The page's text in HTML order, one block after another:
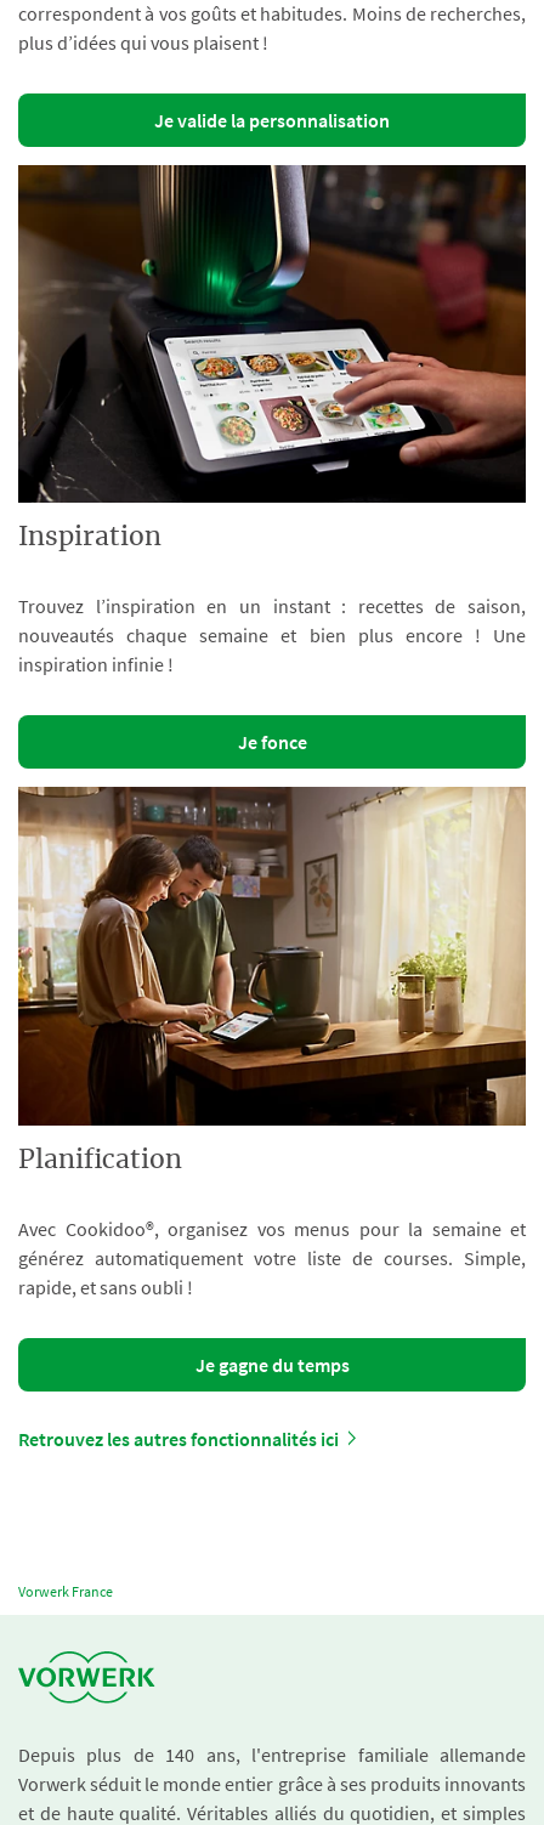
correspondent à vos goûts et habitudes. Moins de recherches,
plus d’idées qui vous plaisent !
Je valide la personnalisation
Inspiration
Trouvez l’inspiration en un instant : recettes de saison,
nouveautés chaque semaine et bien plus encore ! Une
inspiration infinie !
Je fonce
Planification
Avec Cookidoo®, organisez vos menus pour la semaine et
générez automatiquement votre liste de courses. Simple,
rapide, et sans oubli !
Je gagne du temps
Retrouvez les autres fonctionnalités ici
Vorwerk France
Depuis plus de 140 ans, l'entreprise familiale allemande
Vorwerk séduit le monde entier grâce à ses produits innovants
et de haute qualité. Véritables alliés du quotidien, et simples